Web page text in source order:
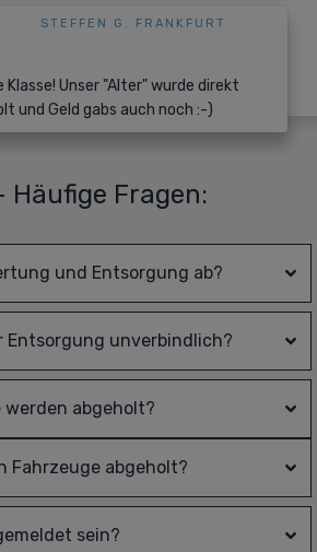
STEFFEN G. FRANKFURT
Klasse! Unser "Alter" wurde direkt
und Geld gabs auch noch :-)
Häufige Fragen:
und Entsorgung ab?
Entsorgung unverbindlich?
werden abgeholt?
Fahrzeuge abgeholt?
sein?